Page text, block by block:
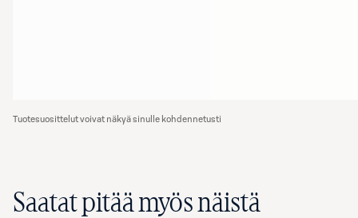
Tuotesuosittelut voivat näkyä sinulle kohdennetusti
Saatat pitää myös näistä